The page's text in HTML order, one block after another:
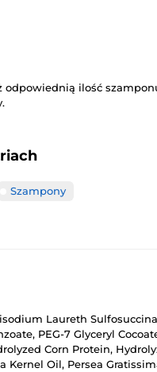
odpowiednią ilość
Szampony
Laureth
PEG-7 Glyceryl
Corn Protein,
Kernel Oil, Persea